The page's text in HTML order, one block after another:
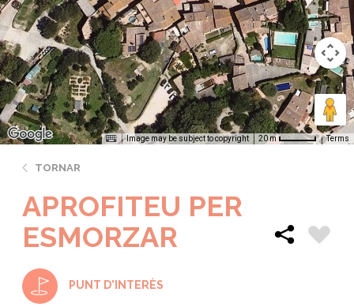
Image may be subject to copyright 20 m Terms
TORNAR
APROFITEU PER
ESMORZAR
PUNT D'INTERÈS